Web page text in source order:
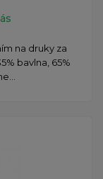
na druky za
bavlna, 65%